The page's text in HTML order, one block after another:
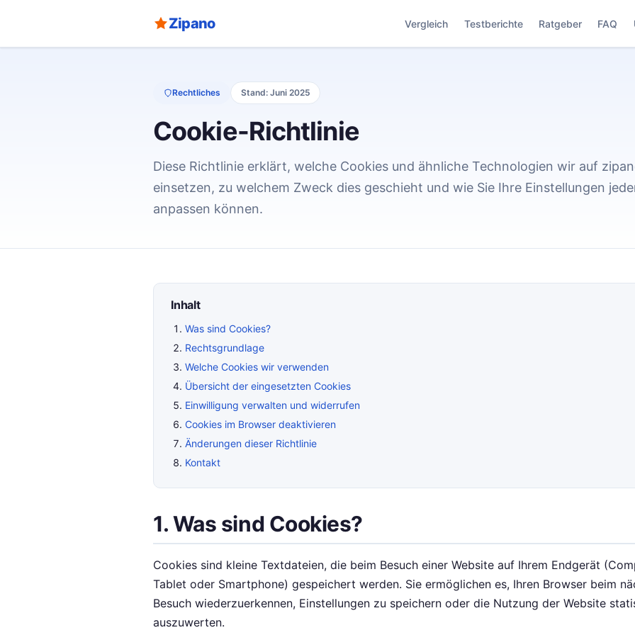
Zipano Vergleich Testberichte Ratgeber FAQ
Rechtliches Stand: Juni 2025
Cookie-Richtlinie
Diese Richtlinie erklärt, welche Cookies und ähnliche Technologien wir auf
einsetzen, zu welchem Zweck dies geschieht und wie Sie Ihre Einstellungen
anpassen können.
Inhalt
Was sind Cookies?
Rechtsgrundlage
Welche Cookies wir verwenden
Übersicht der eingesetzten Cookies
Einwilligung verwalten und widerrufen
Cookies im Browser deaktivieren
Änderungen dieser Richtlinie
Kontakt
1. Was sind Cookies?
Cookies sind kleine Textdateien, die beim Besuch einer Website auf Ihrem Endgerät
Tablet oder Smartphone) gespeichert werden. Sie ermöglichen es, Ihren Browser beim
Besuch wiederzuerkennen, Einstellungen zu speichern oder die Nutzung der Website
auszuwerten.